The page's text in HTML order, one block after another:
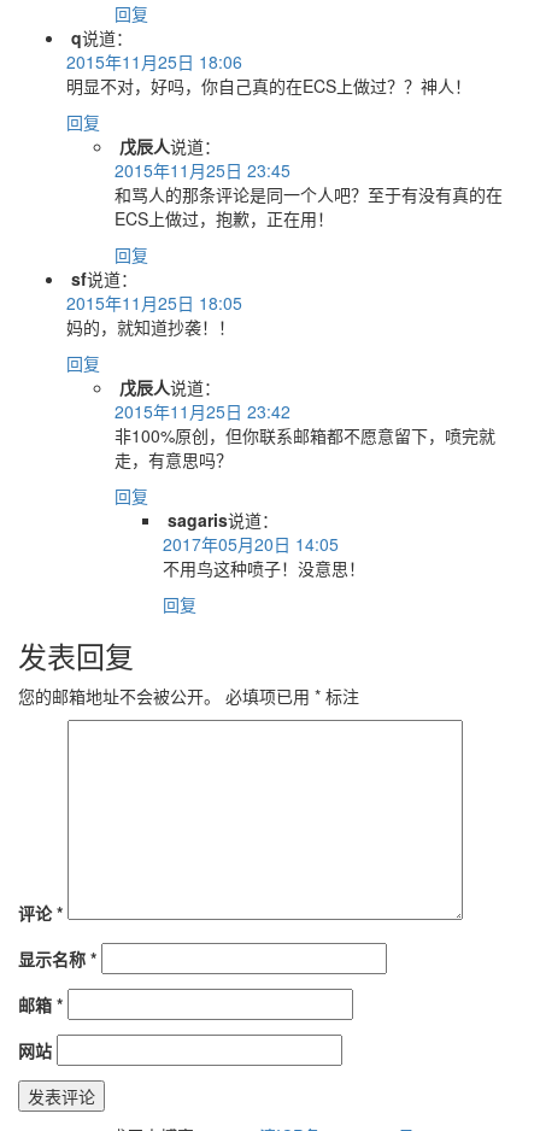
回复
q说道：
2015年11月25日 18:06
明显不对，好吗，你自己真的在ECS上做过？？神人！
回复
戊辰人说道：
2015年11月25日 23:45
和骂人的那条评论是同一个人吧？至于有没有真的在
ECS上做过，抱歉，正在用！
回复
sf说道：
2015年11月25日 18:05
妈的，就知道抄袭！！
回复
戊辰人说道：
2015年11月25日 23:42
非100%原创，但你联系邮箱都不愿意留下，喷完就
走，有意思吗？
回复
sagaris说道：
2017年05月20日 14:05
不用鸟这种喷子！没意思！
回复
发表回复
您的邮箱地址不会被公开。 必填项已用 * 标注
评论*
显示名称 *
邮箱 *
网站